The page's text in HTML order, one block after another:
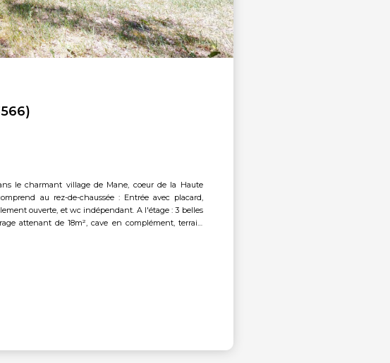
au rez-de-chaussée : Entrée avec placard,
ouverte, et wc indépendant. A l'étage : 3 belles
attenant de 18m², cave en complément, terrain